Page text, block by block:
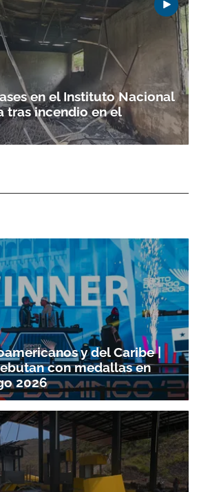
en el Instituto Nacional
tras incendio en el
y del Caribe |
con medallas en
2026